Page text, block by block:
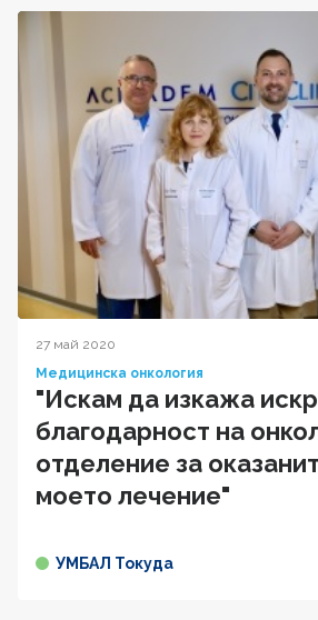
27 май 2020
Медицинска онкология
"Искам да изкажа
благодарност на
отделение за
моето лечение"
УМБАЛ Токуда